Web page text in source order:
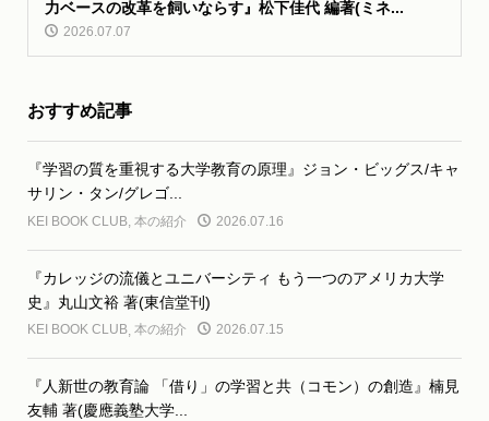
力ベースの改革を飼いならす』松下佳代 編著(ミネ...
2026.07.07
おすすめ記事
『学習の質を重視する大学教育の原理』ジョン・ビッグス/キャ
サリン・タン/グレゴ...
KEI BOOK CLUB, 本の紹介 2026.07.16
『カレッジの流儀とユニバーシティ もう一つのアメリカ大学
史』丸山文裕 著(東信堂刊)
KEI BOOK CLUB, 本の紹介 2026.07.15
『人新世の教育論 「借り」の学習と共（コモン）の創造』楠見
友輔 著(慶應義塾大学...